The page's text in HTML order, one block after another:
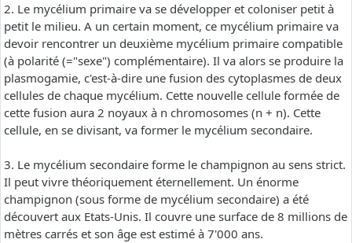
2. Le mycélium primaire va se développer et coloniser petit à
petit le milieu. A un certain moment, ce mycélium primaire va
devoir rencontrer un deuxième mycélium primaire compatible
(à polarité (="sexe") complémentaire). Il va alors se produire la
plasmogamie, c'est-à-dire une fusion des cytoplasmes de deux
cellules de chaque mycélium. Cette nouvelle cellule formée de
cette fusion aura 2 noyaux à n chromosomes (n + n). Cette
cellule, en se divisant, va former le mycélium secondaire.
3. Le mycélium secondaire forme le champignon au sens strict.
Il peut vivre théoriquement éternellement. Un énorme
champignon (sous forme de mycélium secondaire) a été
découvert aux Etats-Unis. Il couvre une surface de 8 millions de
mètres carrés et son âge est estimé à 7'000 ans.